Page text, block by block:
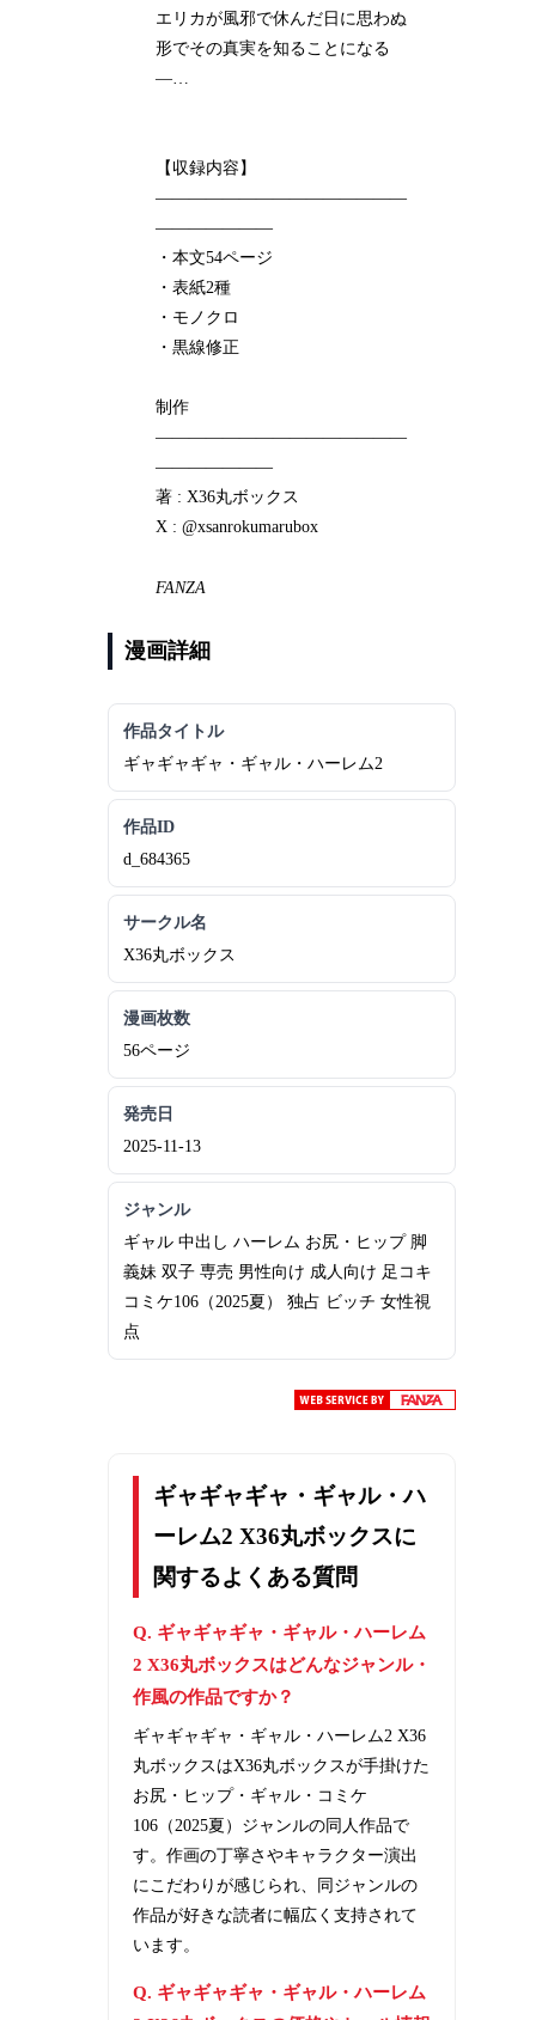
エリカが風邪で休んだ日に思わぬ
形でその真実を知ることになる
―…
【収録内容】
―――――――――――――――
―――――――
・本文54ページ
・表紙2種
・モノクロ
・黒線修正
制作
―――――――――――――――
―――――――
著 : X36丸ボックス
X : @xsanrokumarubox
FANZA
漫画詳細
作品タイトル
ギャギャギャ・ギャル・ハーレム2
作品ID
d_684365
サークル名
X36丸ボックス
漫画枚数
56ページ
発売日
2025-11-13
ジャンル
ギャル 中出し ハーレム お尻・ヒップ 脚
義妹 双子 専売 男性向け 成人向け 足コキ
コミケ106（2025夏） 独占 ビッチ 女性視
点
ギャギャギャ・ギャル・ハ
ーレム2 X36丸ボックスに
関するよくある質問
Q. ギャギャギャ・ギャル・ハーレム
2 X36丸ボックスはどんなジャンル・
作風の作品ですか？
ギャギャギャ・ギャル・ハーレム2 X36
丸ボックスはX36丸ボックスが手掛けた
お尻・ヒップ・ギャル・コミケ
106（2025夏）ジャンルの同人作品で
す。作画の丁寧さやキャラクター演出
にこだわりが感じられ、同ジャンルの
作品が好きな読者に幅広く支持されて
います。
Q. ギャギャギャ・ギャル・ハーレム